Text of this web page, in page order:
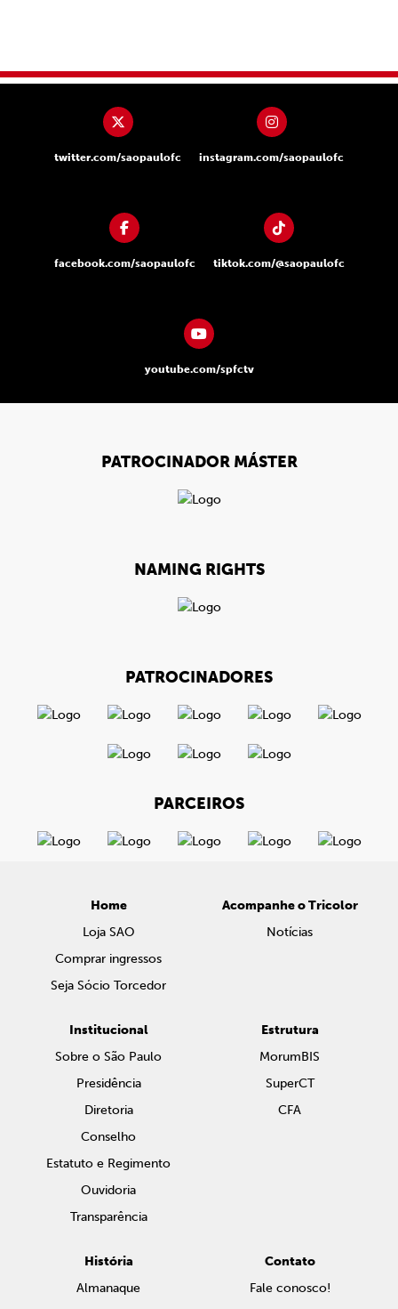
twitter.com/saopaulofc instagram.com/saopaulofc
facebook.com/saopaulofc tiktok.com/@saopaulofc
youtube.com/spfctv
PATROCINADOR MÁSTER
NAMING RIGHTS
PATROCINADORES
PARCEIROS
Home
Loja SAO
Comprar ingressos
Seja Sócio Torcedor
Acompanhe o Tricolor
Notícias
Institucional
Sobre o São Paulo
Presidência
Diretoria
Conselho
Estatuto e Regimento
Ouvidoria
Transparência
Estrutura
MorumBIS
SuperCT
CFA
História
Almanaque
Contato
Fale conosco!